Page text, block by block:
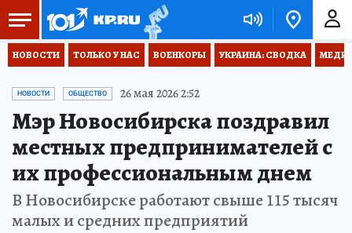
НОВОСТИ ТОЛЬКО У НАС ВОЕНКОРЫ УКРАИНА: СВОДКА
НОВОСТИ ОБЩЕСТВО 26 мая 2026 2:52
Мэр Новосибирска поздравил
местных предпринимателей с
их профессиональным днем
В Новосибирске работают свыше 115 тысяч
малых и средних предприятий